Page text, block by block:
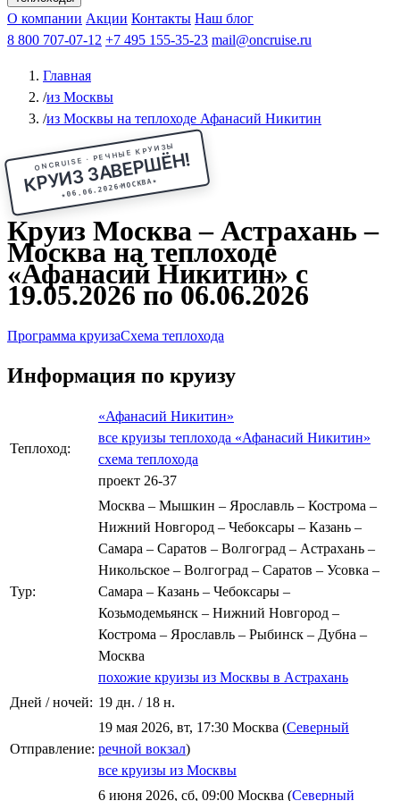
Чебоксарыиз Волгоградаиз Саратова Все города
КазаньВ Нижний НовгородВ ПермьВ Ростов-на-Дону
РыбинскНа СоловкиНа ВалаамПо ОкеПо Енисею
Афанасий Никитин Октябрьская революция
ФединАлександр СвешниковИван
МироновА.С.Попов
О компании Акции Контакты Наш блог
8 800 707-07-12 +7 495 155-35-23 mail@oncruise.ru
Главная
/из Москвы
/из Москвы на теплоходе Афанасий Никитин
ONCRUISE · РЕЧНЫЕ КРУИЗЫ
КРУИЗ ЗАВЕРШЁН!
★06.06.2026МОСКВА★
Круиз Москва – Астрахань –
Москва на теплоходе
«Афанасий Никитин» с
19.05.2026 по 06.06.2026
Программа круизаСхема теплохода
Информация по круизу
Теплоход:
«Афанасий Никитин»
все круизы теплохода «Афанасий Никитин»
схема теплохода
проект 26-37
Тур:
Москва – Мышкин – Ярославль – Кострома –
Нижний Новгород – Чебоксары – Казань –
Самара – Саратов – Волгоград – Астрахань –
Никольское – Волгоград – Саратов – Усовка –
Самара – Казань – Чебоксары –
Козьмодемьянск – Нижний Новгород –
Кострома – Ярославль – Рыбинск – Дубна –
Москва
похожие круизы из Москвы в Астрахань
Дней / ночей: 19 дн. / 18 н.
Отправление:
19 мая 2026, вт, 17:30 Москва (Северный
речной вокзал)
все круизы из Москвы
6 июня 2026, сб, 09:00 Москва (Северный